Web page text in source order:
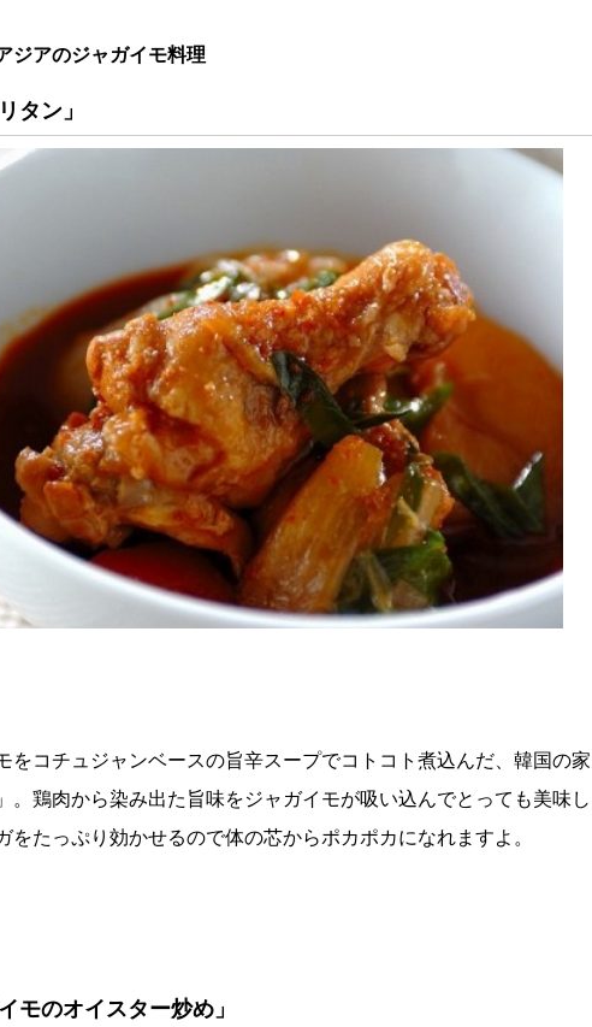
ジアのジャガイモ料理
タン」
をコチュジャンベースの旨辛スープでコトコト煮込んだ、韓国の家
。鶏肉から染み出た旨味をジャガイモが吸い込んでとっても美味し
をたっぷり効かせるので体の芯からポカポカになれますよ。
モのオイスター炒め」